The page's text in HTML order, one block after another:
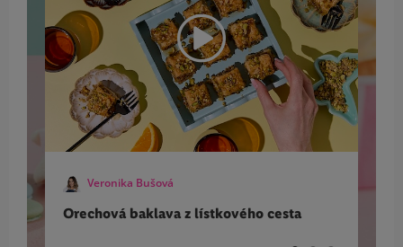
Veronika Bušová
Orechová baklava z lístkového cesta